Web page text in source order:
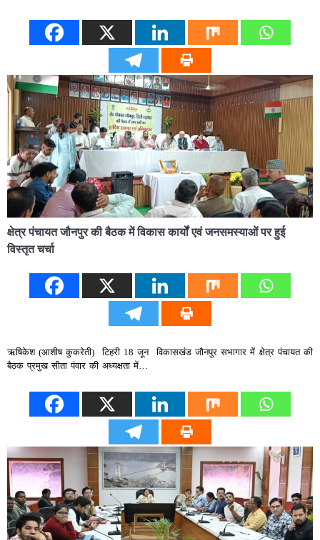
क्षेत्र पंचायत जौनपुर की बैठक में विकास कार्यों एवं जनसमस्याओं पर हुई
विस्तृत चर्चा
ऋषिकेश (आशीष कुकरेती) टिहरी 18 जून विकासखंड जौनपुर सभागार में क्षेत्र पंचायत की
बैठक प्रमुख सीता पंवार की अध्यक्षता में…